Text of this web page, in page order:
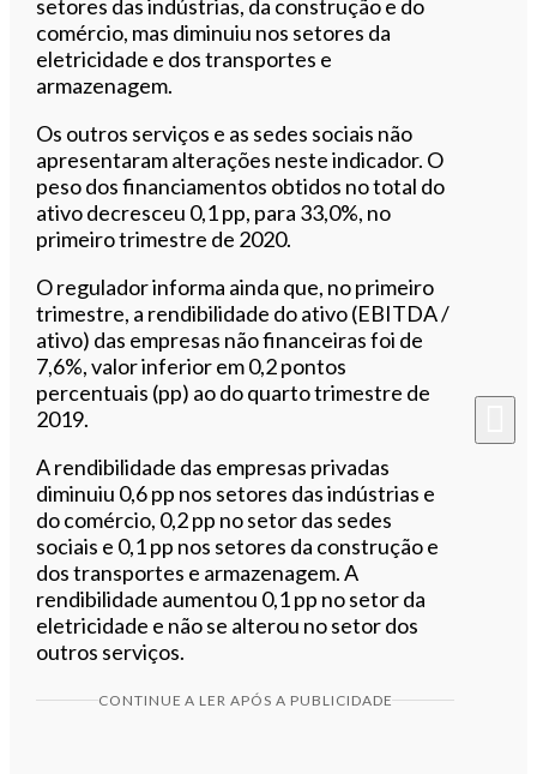
setores das indústrias, da construção e do
comércio, mas diminuiu nos setores da
eletricidade e dos transportes e
armazenagem.
Os outros serviços e as sedes sociais não
apresentaram alterações neste indicador. O
peso dos financiamentos obtidos no total do
ativo decresceu 0,1 pp, para 33,0%, no
primeiro trimestre de 2020.
O regulador informa ainda que, no primeiro
trimestre, a rendibilidade do ativo (EBITDA /
ativo) das empresas não financeiras foi de
7,6%, valor inferior em 0,2 pontos
percentuais (pp) ao do quarto trimestre de
2019.
A rendibilidade das empresas privadas
diminuiu 0,6 pp nos setores das indústrias e
do comércio, 0,2 pp no setor das sedes
sociais e 0,1 pp nos setores da construção e
dos transportes e armazenagem. A
rendibilidade aumentou 0,1 pp no setor da
eletricidade e não se alterou no setor dos
outros serviços.
CONTINUE A LER APÓS A PUBLICIDADE